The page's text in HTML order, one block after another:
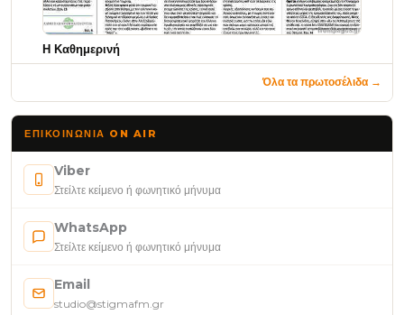
Η Καθημερινή
Όλα τα πρωτοσέλιδα →
ΕΠΙΚΟΙΝΩΝΊΑ ON AIR
Viber
Στείλτε κείμενο ή φωνητικό μήνυμα
WhatsApp
Στείλτε κείμενο ή φωνητικό μήνυμα
Email
studio@stigmafm.gr